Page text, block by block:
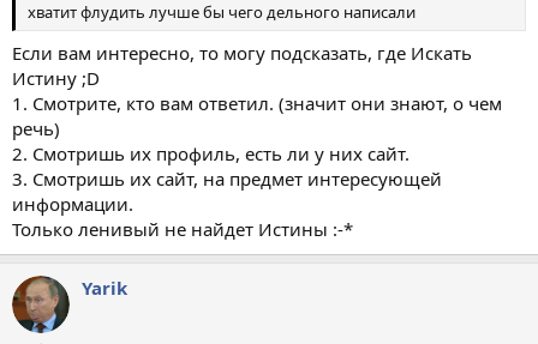
хватит флудить лучше бы чего дельного написали
Если вам интересно, то могу подсказать, где Искать
Истину ;D
1. Смотрите, кто вам ответил. (значит они знают, о чем
речь)
2. Смотришь их профиль, есть ли у них сайт.
3. Смотришь их сайт, на предмет интересующей
информации.
Только ленивый не найдет Истины :-*
Yarik